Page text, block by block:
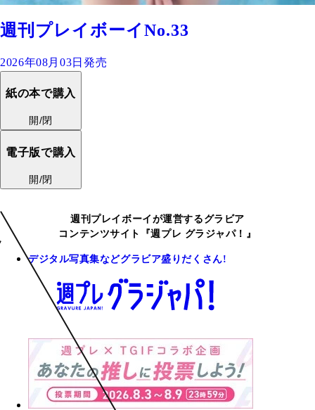
週刊プレイボーイNo.33
2026年08月03日発売
紙の本で購入
開/閉
電子版で購入
開/閉
週刊プレイボーイが運営するグラビア
コンテンツサイト『週プレ グラジャパ！』
デジタル写真集などグラビア盛りだくさん!